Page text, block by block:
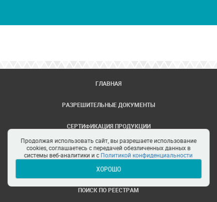
ГЛАВНАЯ
РАЗРЕШИТЕЛЬНЫЕ ДОКУМЕНТЫ
СЕРТИФИКАЦИЯ ПРОДУКЦИИ
ЗАДАТЬ ВОПРОС
ЦЕНТРЫ СЕРТИФИКАЦИИ
ПОИСК ПО РЕЕСТРАМ
Продолжая использовать сайт, вы разрешаете использование
cookies, соглашаетесь с передачей обезличенных данных в
системы веб-аналитики и сПолитикой конфиденциальности
ХОРОШО